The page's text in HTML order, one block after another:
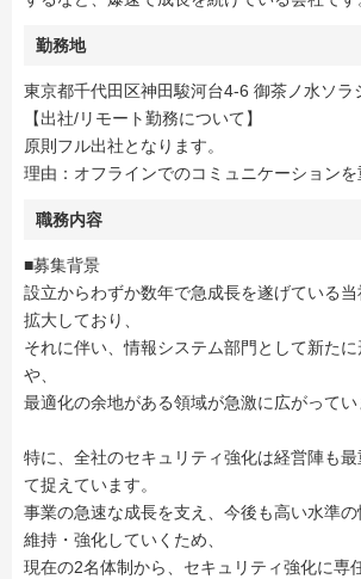
勤務地
東京都千代田区神田駿河台4-6 御茶ノ水ソラ
【出社/リモート勤務について】
原則フル出社となります。
理由：オフラインでのコミュニケーション
職務内容
■募集背景
設立からわずか数年で急成長を遂げている
拡大しており、
それに伴い、情報システム部門として新た
や、
最適化の余地がある領域が急激に広がってい
特に、全社のセキュリティ強化は経営陣も
て捉えています。
事業の急速な成長を支え、今後も高い水準
維持・強化していくため、
現在の2名体制から、セキュリティ強化に専